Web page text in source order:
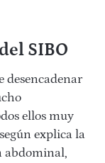
SIBO
desencadenar
ellos muy
explica la
abdominal,